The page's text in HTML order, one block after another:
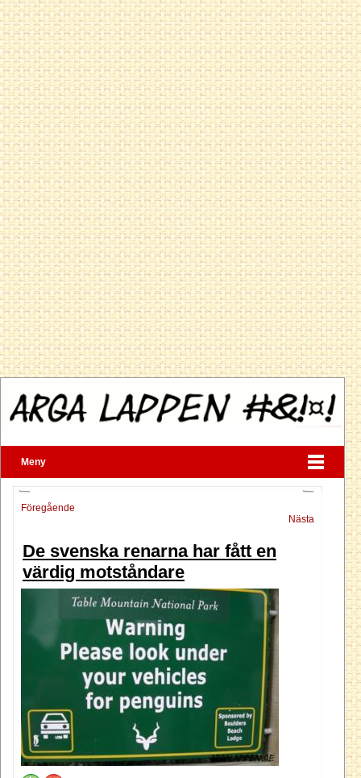
Meny
Föregående
Nästa
De svenska renarna har fått en
värdig motståndare